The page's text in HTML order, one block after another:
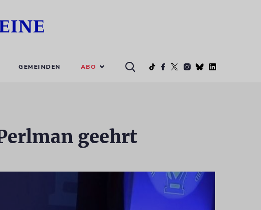
GEMEINDEN ABO
geehrt